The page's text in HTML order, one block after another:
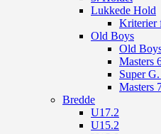
Lukkede Hold
Kriterier
Old Boys
Old
Masters
Super
Masters
Bredde
U17.2
U15.2